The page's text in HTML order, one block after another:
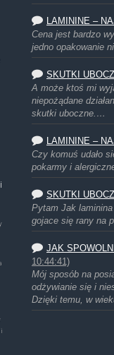
LAMININE –
Cena jest bardzo
jedno opakowanie
SKUTKI
A może ktoś mi
niepożądane
skutki uboczne.…
LAMININE –
Czy komuś udało
pokarmy i
SKUTKI
Pytam Jak laminina
gojace się rany na
JAK
10:44:41)
Mój sposób na
odżywianie się i
Dzięki temu, w